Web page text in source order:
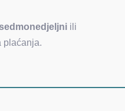
ili
plaćanja.